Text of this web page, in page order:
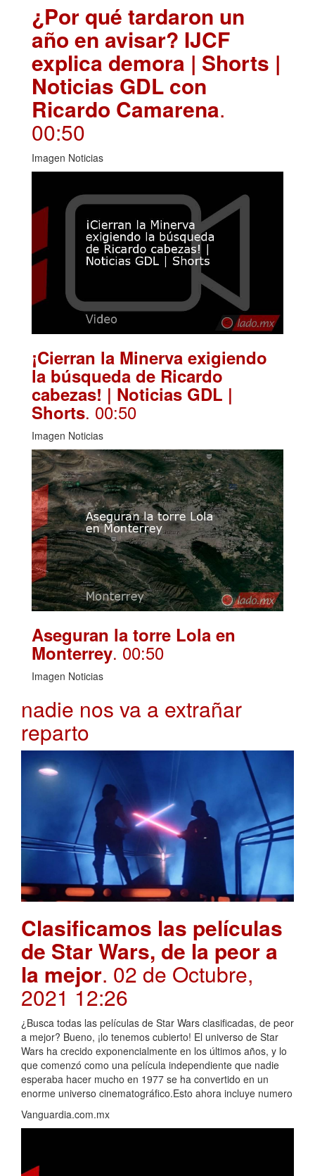
¿Por qué tardaron un
año en avisar? IJCF
explica demora | Shorts |
Noticias GDL con
Ricardo Camarena.
00:50
Imagen Noticias
¡Cierran la Minerva exigiendo
la búsqueda de Ricardo
cabezas! | Noticias GDL |
Shorts. 00:50
Imagen Noticias
Aseguran la torre Lola en
Monterrey. 00:50
Imagen Noticias
nadie nos va a extrañar
reparto
Clasificamos las películas
de Star Wars, de la peor a
la mejor. 02 de Octubre,
2021 12:26
¿Busca todas las películas de Star Wars clasificadas, de peor
a mejor? Bueno, ¡lo tenemos cubierto! El universo de Star
Wars ha crecido exponencialmente en los últimos años, y lo
que comenzó como una película independiente que nadie
esperaba hacer mucho en 1977 se ha convertido en un
enorme universo cinematográfico.Esto ahora incluye numero
Vanguardia.com.mx